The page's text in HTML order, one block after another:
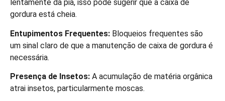
lentamente da pia, isso pode sugerir que a caixa de
gordura está cheia.
Entupimentos Frequentes: Bloqueios frequentes são
um sinal claro de que a manutenção de caixa de gordura é
necessária.
Presença de Insetos: A acumulação de matéria orgânica
atrai insetos, particularmente moscas.